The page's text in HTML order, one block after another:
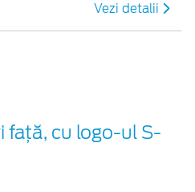
Vezi detalii
faţă, cu logo-ul S-